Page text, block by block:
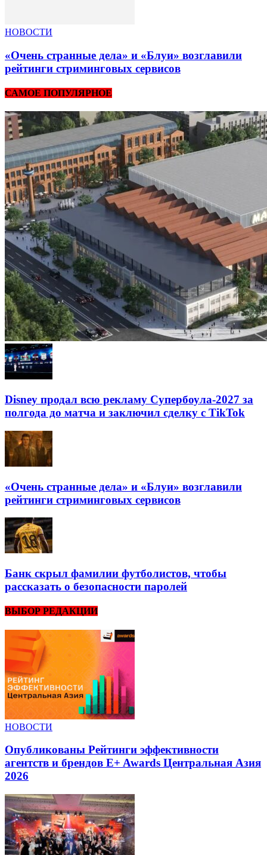
НОВОСТИ
«Очень странные дела» и «Блуи» возглавили
рейтинги стриминговых сервисов
САМОЕ ПОПУЛЯРНОЕ
Disney продал всю рекламу Супербоула-2027 за
полгода до матча и заключил сделку с TikTok
«Очень странные дела» и «Блуи» возглавили
рейтинги стриминговых сервисов
Банк скрыл фамилии футболистов, чтобы
рассказать о безопасности паролей
ВЫБОР РЕДАКЦИИ
НОВОСТИ
Опубликованы Рейтинги эффективности
агентств и брендов E+ Awards Центральная Азия
2026